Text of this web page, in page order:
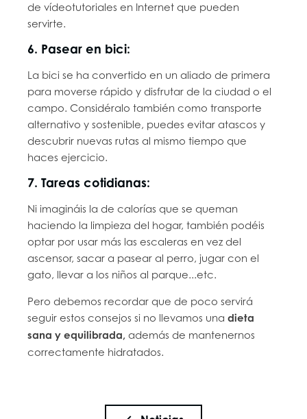
de vídeotutoriales en Internet que pueden
servirte.
6. Pasear en bici:
La bici se ha convertido en un aliado de primera
para moverse rápido y disfrutar de la ciudad o el
campo. Considéralo también como transporte
alternativo y sostenible, puedes evitar atascos y
descubrir nuevas rutas al mismo tiempo que
haces ejercicio.
7. Tareas cotidianas:
Ni imagináis la de calorías que se queman
haciendo la limpieza del hogar, también podéis
optar por usar más las escaleras en vez del
ascensor, sacar a pasear al perro, jugar con el
gato, llevar a los niños al parque...etc.
Pero debemos recordar que de poco servirá
seguir estos consejos si no llevamos unadieta
sana y equilibrada,además de mantenernos
correctamente hidratados.